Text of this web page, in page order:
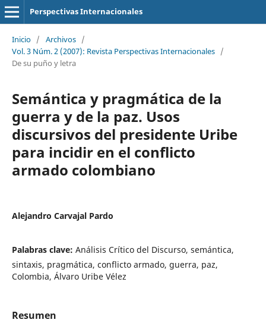
Perspectivas Internacionales
Inicio / Archivos /
Vol. 3 Núm. 2 (2007): Revista Perspectivas Internacionales /
De su puño y letra
Semántica y pragmática de la
guerra y de la paz. Usos
discursivos del presidente Uribe
para incidir en el conflicto
armado colombiano
Alejandro Carvajal Pardo
Palabras clave: Análisis Crítico del Discurso, semántica,
sintaxis, pragmática, conflicto armado, guerra, paz,
Colombia, Álvaro Uribe Vélez
Resumen